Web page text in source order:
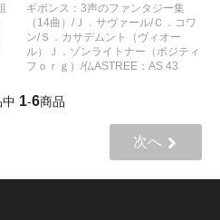
ギボンス：3声のファンタジー集
（14曲）/Ｊ．サヴァール/Ｃ．コワ
ン/Ｓ．カサデムント（ヴィオー
ル）Ｊ．ゾンライトナー（ポジティ
フｏｒｇ）/仏ASTREE：AS 43
1-6商品
次へ